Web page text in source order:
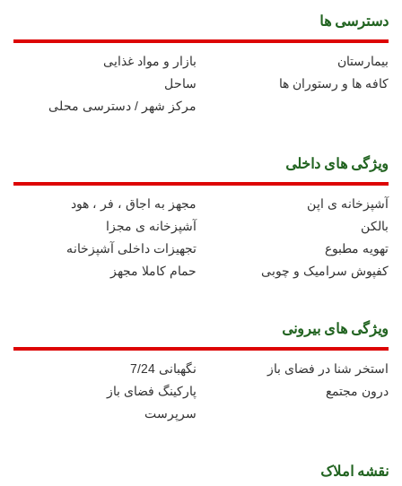
دسترسی ها
بازار و مواد غذایی
بیمارستان
ساحل
کافه ها و رستوران ها
مرکز شهر / دسترسی محلی
ویژگی های داخلی
مجهز به اجاق ، فر ، هود
آشپزخانه ی اپن
آشپزخانه ی مجزا
بالکن
تجهیزات داخلی آشپزخانه
تهویه مطبوع
حمام کاملا مجهز
کفپوش سرامیک و چوبی
ویژگی های بیرونی
نگهبانی 7/24
استخر شنا در فضای باز
پارکینگ فضای باز
درون مجتمع
سرپرست
نقشه املاک